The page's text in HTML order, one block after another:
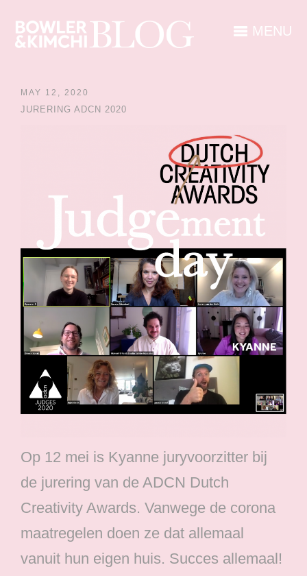
MENU
MAY 12, 2020
JURERING ADCN 2020
Op 12 mei is Kyanne juryvoorzitter bij
de jurering van de ADCN Dutch
Creativity Awards. Vanwege de corona
maatregelen doen ze dat allemaal
vanuit hun eigen huis. Succes allemaal!